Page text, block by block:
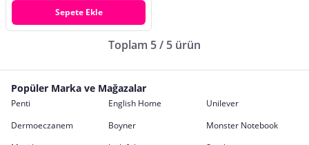
Sepete Ekle
Toplam 5 / 5 ürün
Popüler Marka ve Mağazalar
Penti English Home
Unilever
Dermoeczanem
Boyner
Monster Notebook